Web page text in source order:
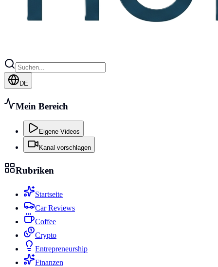
DE
Mein Bereich
Eigene Videos
Kanal vorschlagen
Rubriken
Startseite
Car Reviews
Coffee
Crypto
Entrepreneurship
Finanzen